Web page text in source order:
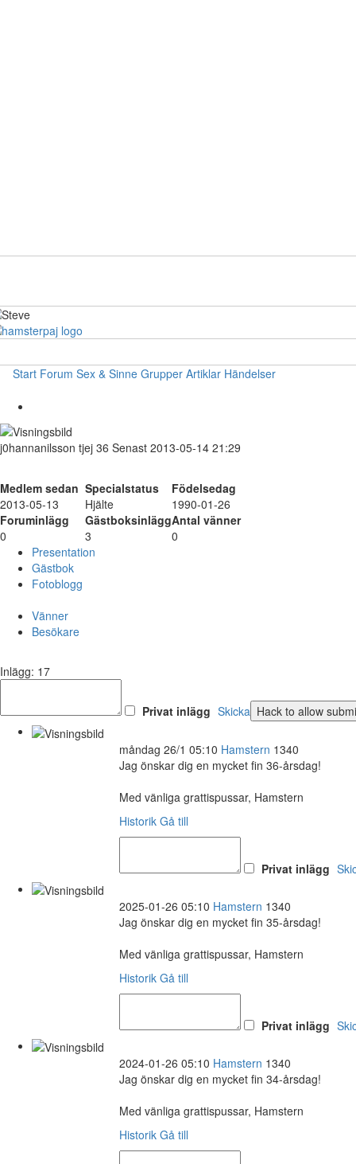
Start Forum Sex & Sinne Grupper Artiklar Händelser
j0hannanilsson tjej 36 Senast 2013-05-14 21:29
Medlem sedan Specialstatus
Födelsedag
2013-05-13
Hjälte
1990-01-26
Foruminlägg
GästboksinläggAntal vänner
0
3
0
Presentation
Gästbok
Fotoblogg
Vänner
Besökare
Inlägg: 17
Privat inlägg Skicka
måndag 26/1 05:10 Hamstern 1340
Jag önskar dig en mycket fin 36-årsdag!
Med vänliga grattispussar, Hamstern
Historik Gå till
Privat inlägg
2025-01-26 05:10 Hamstern 1340
Jag önskar dig en mycket fin 35-årsdag!
Med vänliga grattispussar, Hamstern
Historik Gå till
Privat inlägg
2024-01-26 05:10 Hamstern 1340
Jag önskar dig en mycket fin 34-årsdag!
Med vänliga grattispussar, Hamstern
Historik Gå till